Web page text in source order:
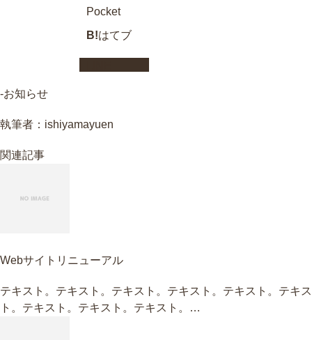
Pocket
B!はてブ
-お知らせ
執筆者： ishiyamayuen
関連記事
Webサイトリニューアル
テキスト。テキスト。テキスト。テキスト。テキスト。テキス
ト。テキスト。テキスト。テキスト。…